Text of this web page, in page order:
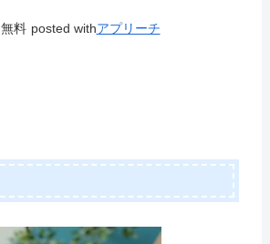
無料 posted withアプリーチ